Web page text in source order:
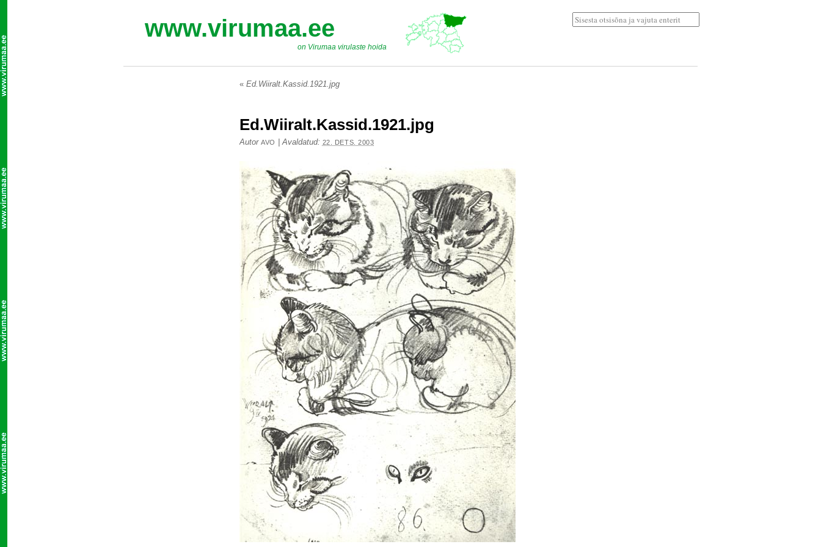
www.virumaa.ee
on Virumaa virulaste hoida
« Ed.Wiiralt.Kassid.1921.jpg
Ed.Wiiralt.Kassid.1921.jpg
Autor AVO |Avaldatud: 22. DETS. 2003